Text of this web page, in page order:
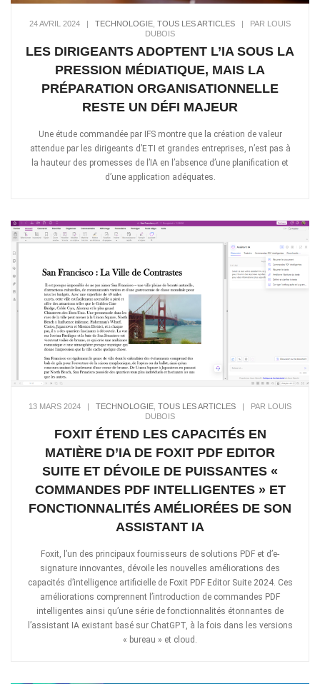
24 AVRIL 2024 | TECHNOLOGIE TOUS LES ARTICLES | PAR LOUIS
DUBOIS
LES DIRIGEANTS ADOPTENT L’IA SOUS LA
PRESSION MÉDIATIQUE, MAIS LA
PRÉPARATION ORGANISATIONNELLE
RESTE UN DÉFI MAJEUR
Une étude commandée par IFS montre que la création de valeur
attendue par les dirigeants d’ETI et grandes entreprises, n’est pas à
la hauteur des promesses de l’IA en l’absence d’une planification et
d’une application adéquates.
13 MARS 2024 | TECHNOLOGIE TOUS LES ARTICLES | PAR LOUIS
DUBOIS
FOXIT ÉTEND LES CAPACITÉS EN
MATIÈRE D’IA DE FOXIT PDF EDITOR
SUITE ET DÉVOILE DE PUISSANTES «
COMMANDES PDF INTELLIGENTES » ET
FONCTIONNALITÉS AMÉLIORÉES DE SON
ASSISTANT IA
Foxit, l’un des principaux fournisseurs de solutions PDF et d’e-
signature innovantes, dévoile les nouvelles améliorations des
capacités d’intelligence artificielle de Foxit PDF Editor Suite 2024. Ces
améliorations comprennent l’introduction de commandes PDF
intelligentes ainsi qu’une série de fonctionnalités étonnantes de
l’assistant IA existant basé sur ChatGPT, à la fois dans les versions
« bureau » et cloud.